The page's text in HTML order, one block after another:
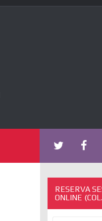
RESERVA
ONLINE